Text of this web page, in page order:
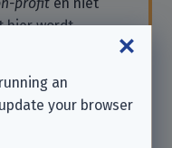
hier wordt
contact op
dergelijke
uw begrip.
an
your browser